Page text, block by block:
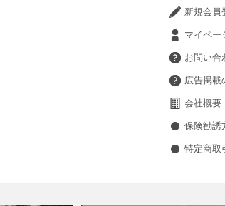
新規会員
マイペー
お問い合
広告掲載
会社概要
保険勧誘
特定商取